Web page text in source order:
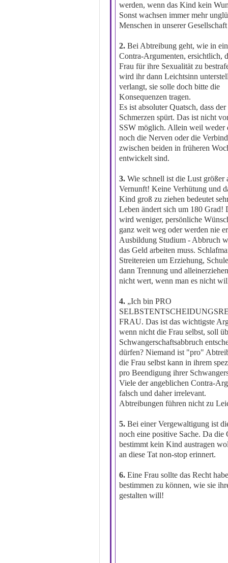
werden, wenn das Kind kein
Sonst wachsen immer mehr
Menschen in unserer
2. Bei Abtreibung geht, wie in
Contra-Argumenten, ersichtlich,
Frau für ihre Sexualität zu
wird ihr dann Leichtsinn
verlangt, sie solle doch bitte die
Konsequenzen tragen.
Es ist absoluter Quatsch, dass
Schmerzen spürt. Das ist nicht
SSW möglich. Allein weil weder
noch die Nerven oder die
zwischen beiden in früheren
entwickelt sind.
3. Wie schnell ist die Lust größer
Vernunft! Keine Verhütung und
Kind groß zu ziehen bedeutet
Leben ändert sich um 180 Grad!
wird weniger, persönliche
ganz weit weg oder werden nie
Ausbildung Studium - Abbruch
das Geld arbeiten muss.
Streitereien um Erziehung,
dann Trennung und
nicht wert, wenn man es nicht
4. „Ich bin PRO
FRAU. Das ist das wichtigste
wenn nicht die Frau selbst, soll
Schwangerschaftsabbruch
dürfen? Niemand ist "pro"
die Frau selbst kann in ihrem
pro Beendigung ihrer
Viele der angeblichen Contra-
falsch und daher irrelevant.
Abtreibungen führen nicht zu
5. Bei einer Vergewaltigung ist
noch eine positive Sache. Da die
bestimmt kein Kind austragen
an diese Tat non-stop erinnert.
6. Eine Frau sollte das Recht
bestimmen zu können, wie sie
gestalten will!